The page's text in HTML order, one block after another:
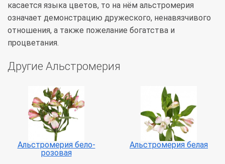
касается языка цветов, то на нём альстромерия
означает демонстрацию дружеского, ненавязчивого
отношения, а также пожелание богатства и
процветания.
Другие Альстромерия
Альстромерия бело-
розовая
Альстромерия белая